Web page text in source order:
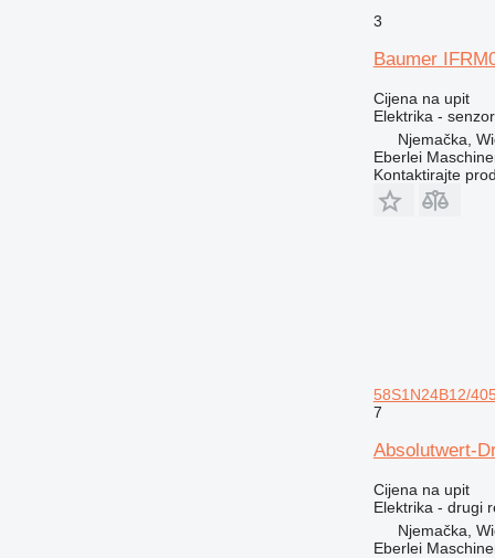
3
Baumer
Cijena na upit
Elektrika - senzor
Njemačka,
Eberlei
Kontaktirajte
58S1N24B12/
7
Absolutwert-
Cijena na upit
Elektrika - drugi
Njemačka,
Eberlei